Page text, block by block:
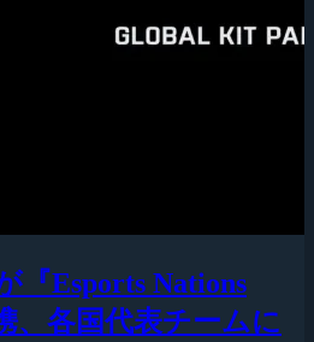
『Esports Nations
、各国代表チームに